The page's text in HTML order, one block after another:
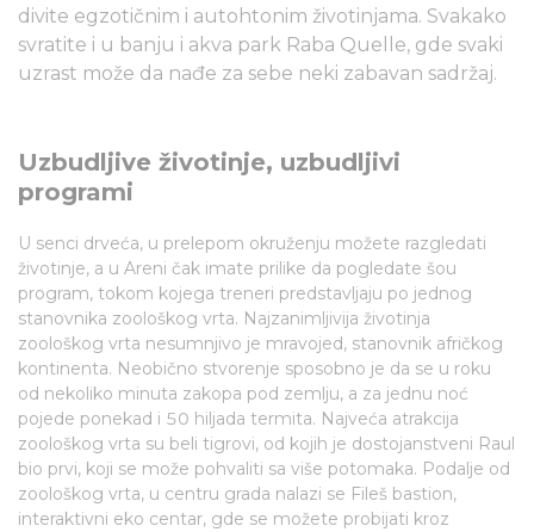
divite egzotičnim i autohtonim životinjama. Svakako
svratite i u banju i akva park Raba Quelle, gde svaki
uzrast može da nađe za sebe neki zabavan sadržaj.
Uzbudljive životinje, uzbudljivi
programi
U senci drveća, u prelepom okruženju možete razgledati
životinje, a u Areni čak imate prilike da pogledate šou
program, tokom kojega treneri predstavljaju po jednog
stanovnika zoološkog vrta. Najzanimljivija životinja
zoološkog vrta nesumnjivo je mravojed, stanovnik afričkog
kontinenta. Neobično stvorenje sposobno je da se u roku
od nekoliko minuta zakopa pod zemlju, a za jednu noć
pojede ponekad i 50 hiljada termita. Najveća atrakcija
zoološkog vrta su beli tigrovi, od kojih je dostojanstveni Raul
bio prvi, koji se može pohvaliti sa više potomaka. Podalje od
zoološkog vrta, u centru grada nalazi se Fileš bastion,
interaktivni eko centar, gde se možete probijati kroz